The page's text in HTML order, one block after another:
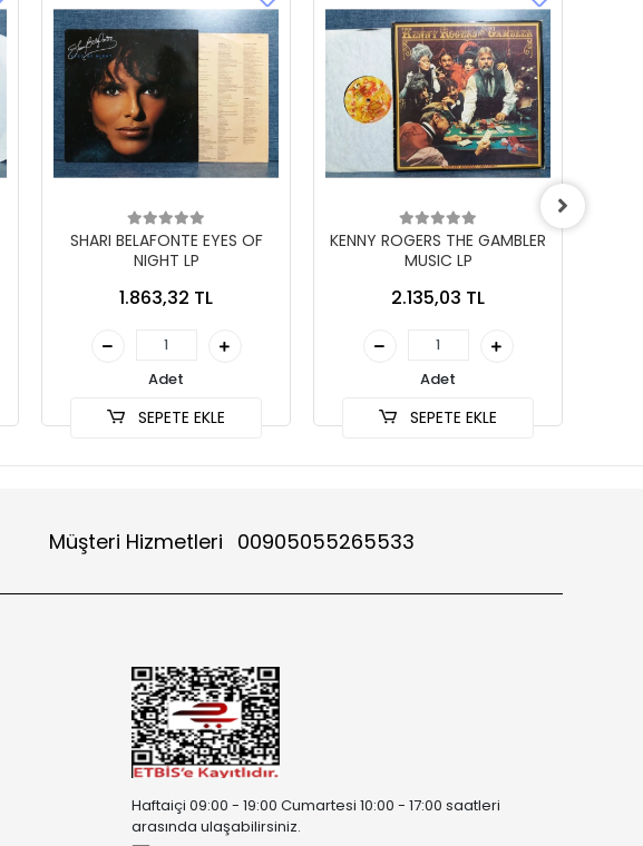
SHARI BELAFONTE EYES OF
NIGHT LP
1.863,32 TL
Adet
SEPETE EKLE
KENNY ROGERS THE GAMBLER
MUSIC LP
2.135,03 TL
Adet
SEPETE EKLE
Müşteri Hizmetleri 00905055265533
Haftaiçi 09:00 - 19:00 Cumartesi 10:00 - 17:00 saatleri
arasında ulaşabilirsiniz.